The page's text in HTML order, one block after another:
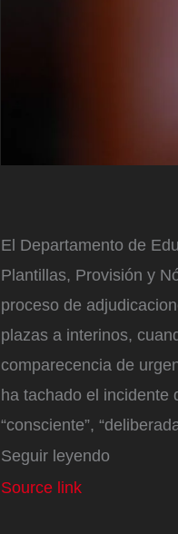
El Departamento de
Plantillas, Provisión y
proceso de
plazas a interinos,
comparecencia de
ha tachado el incidente
“consciente”,
Seguir leyendo
Source link